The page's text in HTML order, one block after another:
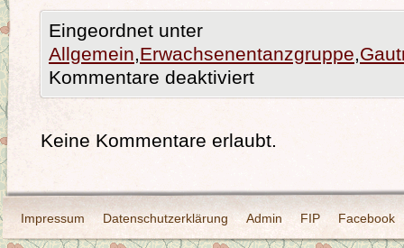
Eingeordnet unter
Allgemein,Erwachsenentanzgruppe,
Kommentare deaktiviert
Keine Kommentare erlaubt.
Impressum Datenschutzerklärung Admin FIP Facebook